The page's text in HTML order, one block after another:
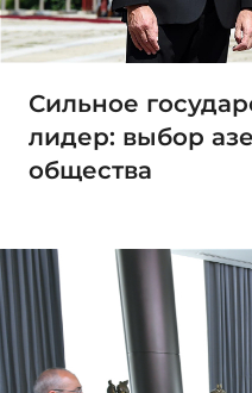
Сильное
лидер: выбор
общества